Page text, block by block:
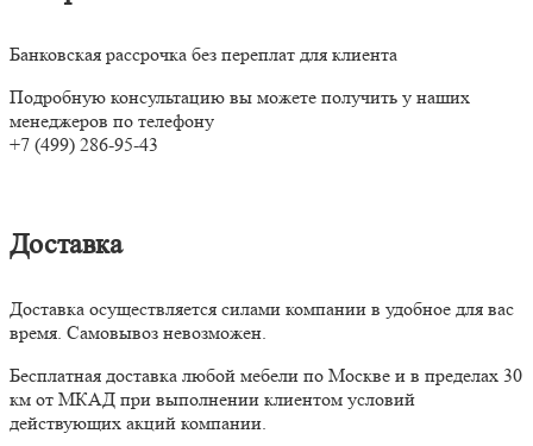
Банковская рассрочка без переплат для клиента
Подробную консультацию вы можете получить у наших
менеджеров по телефону
+7 (499) 286-95-43
Доставка
Доставка осуществляется силами компании в удобное для вас
время. Самовывоз невозможен.
Бесплатная доставка любой мебели по Москве и в пределах 30
км от МКАД при выполнении клиентом условий
действующих акций компании.